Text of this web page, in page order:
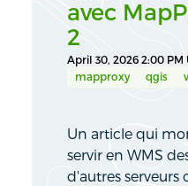
avec
2
April 30, 2026 2:00 PM
mapproxy
qgis
Un article qui
servir en WMS
d'autres serveurs